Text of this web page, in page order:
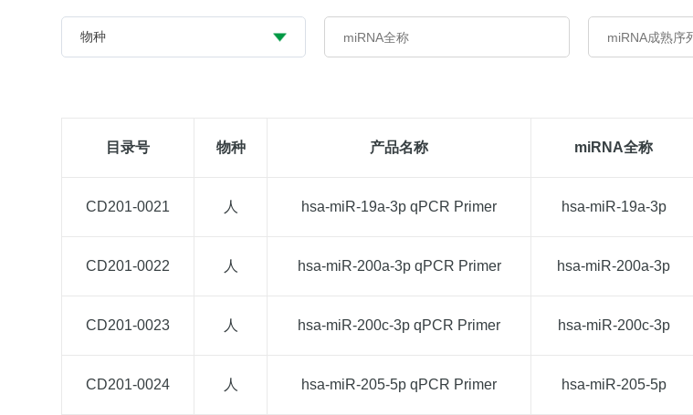
目录号 物种 产品名称 miRNA全称
CD201-0021 人 hsa-miR-19a-3p qPCR Primer hsa-miR-19a-3p
CD201-0022 人 hsa-miR-200a-3p qPCR Primer hsa-miR-200a-3p
CD201-0023 人 hsa-miR-200c-3p qPCR Primer hsa-miR-200c-3p
CD201-0024 人 hsa-miR-205-5p qPCR Primer hsa-miR-205-5p